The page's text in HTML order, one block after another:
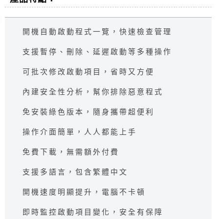
開機自動啟動程式一覽，快速檢查管理
支援暫停、刪除、延遲啟動等多種操作
可批次修改啟動項目，省時又方便
內建安全性分析，幫你排除惡意程式
免安裝綠色版本，隨身攜帶超便利
操作介面簡單，人人都能上手
免費下載，無需額外付費
支援多語言，包含繁體中文
開機速度明顯提升，電腦不卡頓
即時監控啟動項目變化，安全有保障